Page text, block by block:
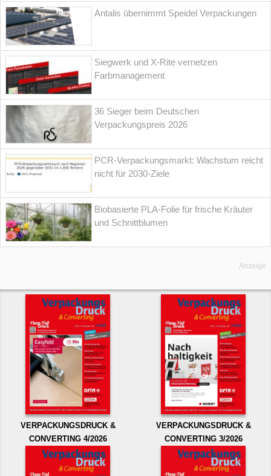
Antalis übernimmt Speidel Verpackungen
Siegwerk und X-Rite vernetzen
Farbmanagement
36 Sieger beim Deutschen
Verpackungspreis 2026
PCR-Verpackungsmarkt: Wachstum reicht
nicht für 2030-Ziele
Biobasierte PLA-Folie für frische Kräuter
und Schnittblumen
Anzeige
VERPACKUNGSDRUCK &
CONVERTING 4/2026
VERPACKUNGSDRUCK &
CONVERTING 3/2026